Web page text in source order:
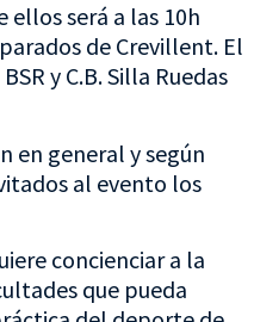
será a las 10h
de Crevillent. El
y C.B. Silla Ruedas
en general y según
al evento los
concienciar a la
que pueda